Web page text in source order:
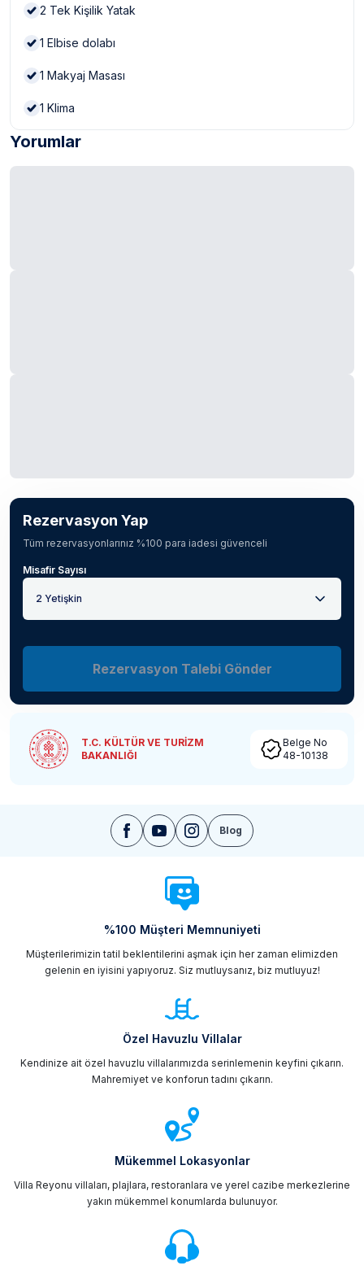
2 Tek Kişilik Yatak
1 Elbise dolabı
1 Makyaj Masası
1 Klima
Yorumlar
Rezervasyon Yap
Tüm rezervasyonlarınız %100 para iadesi güvenceli
Misafir Sayısı
2 Yetişkin
Rezervasyon Talebi Gönder
T.C. KÜLTÜR VE TURİZM
BAKANLIĞI
Belge No
48-10138
Blog
%100 Müşteri Memnuniyeti
Müşterilerimizin tatil beklentilerini aşmak için her zaman elimizden
gelenin en iyisini yapıyoruz. Siz mutluysanız, biz mutluyuz!
Özel Havuzlu Villalar
Kendinize ait özel havuzlu villalarımızda serinlemenin keyfini çıkarın.
Mahremiyet ve konforun tadını çıkarın.
Mükemmel Lokasyonlar
Villa Reyonu villaları, plajlara, restoranlara ve yerel cazibe merkezlerine
yakın mükemmel konumlarda bulunuyor.